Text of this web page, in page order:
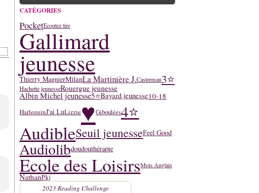
CATÉGORIES
PocketEcoutez lire
Gallimard
jeunesse
Thierry MagnierMilanLa Martinière J.Casterman3⭐
Hachette jeunesseRouergue jeunesse
Albin Michel jeunesse5⭐Bayard jeunesse10-18
HarlequinJ'ai LuLizzie♥Giboulées4⭐
AudibleSeuil jeunesseFeel Good
Audiolibdoudouthérapie
Ecole des LoisirsMois Anglais
NathanPkj
2023 Reading Challenge